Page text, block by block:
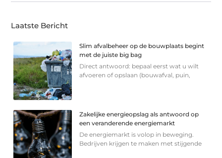
Laatste Bericht
Slim afvalbeheer op de bouwplaats begint
met de juiste big bag
Direct antwoord: bepaal eerst wat u wilt
afvoeren of opslaan (bouwafval, puin,
Zakelijke energieopslag als antwoord op
een veranderende energiemarkt
De energiemarkt is volop in beweging.
Bedrijven krijgen te maken met stijgende